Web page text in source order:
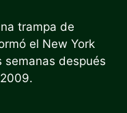
trampa de
el New York
semanas después